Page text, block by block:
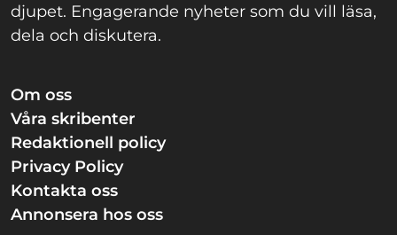
djupet. Engagerande nyheter som du vill läsa,
dela och diskutera.
Om oss
Våra skribenter
Redaktionell policy
Privacy Policy
Kontakta oss
Annonsera hos oss